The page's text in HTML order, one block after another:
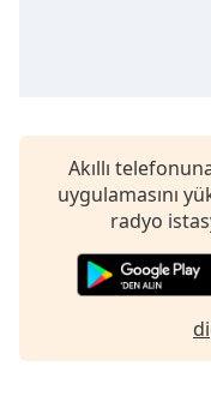
Playback
Chapters
Chapters
Descriptions
off,
Akıllı
uygulamasını
radyo